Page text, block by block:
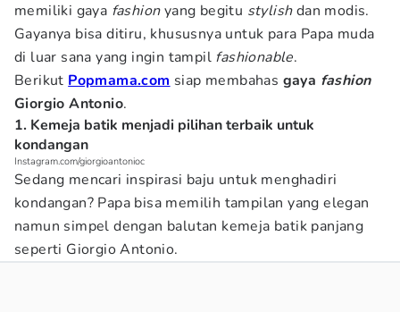
memiliki gaya fashionyang begitu stylishdan modis.
Gayanya bisa ditiru, khususnya untuk para Papa muda
di luar sana yang ingin tampil fashionable.
Berikut Popmama.com siap membahas gaya fashion
Giorgio Antonio.
1. Kemeja batik menjadi pilihan terbaik untuk
kondangan
Instagram.com/giorgioantonioc
Sedang mencari inspirasi baju untuk menghadiri
kondangan? Papa bisa memilih tampilan yang elegan
namun simpel dengan balutan kemeja batik panjang
seperti Giorgio Antonio.